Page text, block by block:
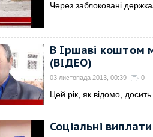
Через заблоковані
В Іршаві коштом
(ВІДЕО)
03 листопада 2013, 00:39 0
Цей рік, як відомо,
Соціальні